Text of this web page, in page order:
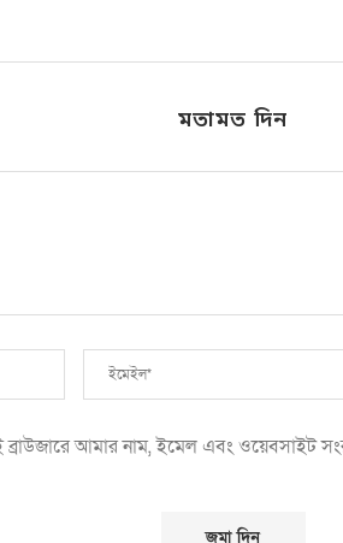
মতামত দিন
ব্রাউজারে আমার নাম, ইমেল এবং ওয়েবসাইট